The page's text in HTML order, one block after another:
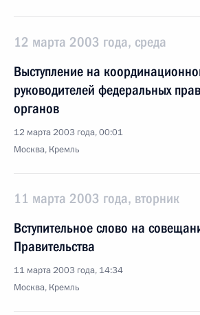
12 марта 2003 года, среда
Выступление на
руководителей федеральных
органов
12 марта 2003 года, 00:01
Москва, Кремль
11 марта 2003 года, вторник
Вступительное слово на
Правительства
11 марта 2003 года, 14:34
Москва, Кремль